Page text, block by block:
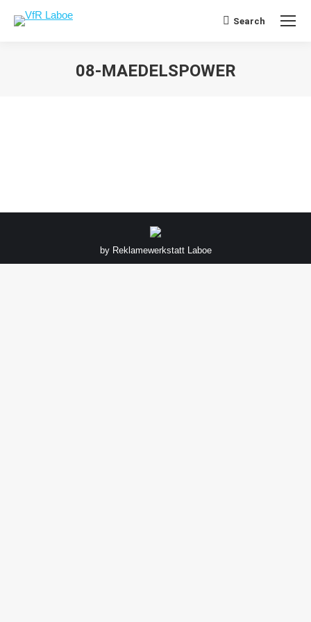
Search:
Search
08-MAEDELSPOWER
by Reklamewerkstatt Laboe